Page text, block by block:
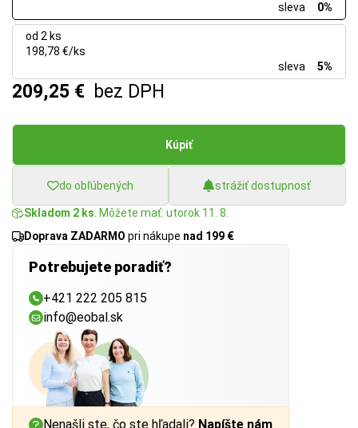
sleva
0%
od 2 ks
198,78 €/ks
sleva
5%
209,25 € bez DPH
Kúpiť
do obľúbených strážiť dostupnosť
Skladom 2 ks . Môžete mať: utorok 11. 8.
Doprava ZADARMO pri nákupe nad 199 €
Potrebujete poradiť?
+421 222 205 815
info@eobal.sk
Nenašli ste, čo ste hľadali? Napíšte nám